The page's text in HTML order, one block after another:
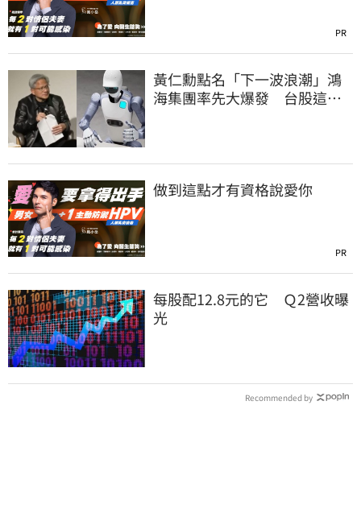
PR
黃仁勳點名「下一波浪潮」鴻
海集團率先大爆發 台股這族
做到這點才有資格說愛你
PR
每股配12.8元的它 Ｑ2營收曝
光
Recommended by